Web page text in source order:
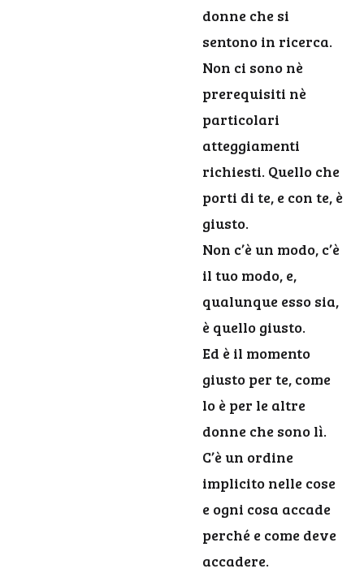
donne che si
sentono in ricerca.
Non ci sono nè
prerequisiti nè
particolari
atteggiamenti
richiesti. Quello che
porti di te, e con te, è
giusto.
Non c’è un modo, c’è
il tuo modo, e,
qualunque esso sia,
è quello giusto.
Ed è il momento
giusto per te, come
lo è per le altre
donne che sono lì.
C’è un ordine
implicito nelle cose
e ogni cosa accade
perché e come deve
accadere.